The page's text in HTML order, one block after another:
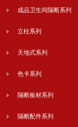
成品卫生间隔断系列
立柱系列
天地式系列
色卡系列
隔断板材系列
隔断配件系列